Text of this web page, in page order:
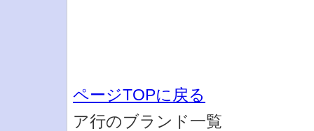
ページTOPに戻る
ア行のブランド一覧